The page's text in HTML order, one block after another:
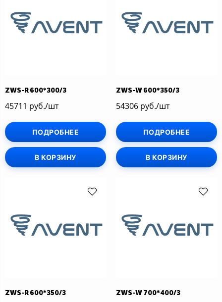
ZWS-R 600*300/3
45711 руб./шт
ПОДРОБНЕЕ
В КОРЗИНУ
ZWS-W 600*350/3
54306 руб./шт
ПОДРОБНЕЕ
В КОРЗИНУ
ZWS-R 600*350/3 ZWS-W 700*400/3